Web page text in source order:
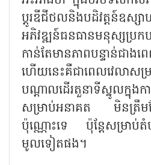
ប្តូរឌីជីថលនិងបដិវត្តន៍ឧស្
អភិវឌ្ឍន៍ធនធានមនុស្សប្រ
កាន់តែមានភាពបន្ទាន់ជា
ហើយនេះគឺជាពេលវេលាសម្រ
បណ្តាលដើរតួនាទីស្នូលក្នុង
សម្រាប់អនាគត មិនត្រឹម
ប៉ុណ្ណោះទេ ប៉ុន្តែសម្រាប់
មូលទៀតផង។